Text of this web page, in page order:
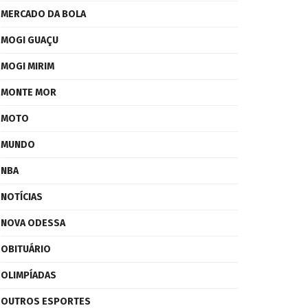
MERCADO DA BOLA
MOGI GUAÇU
MOGI MIRIM
MONTE MOR
MOTO
MUNDO
NBA
NOTÍCIAS
NOVA ODESSA
OBITUÁRIO
OLIMPÍADAS
OUTROS ESPORTES